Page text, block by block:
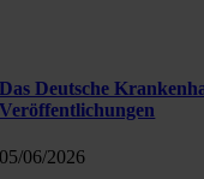
Das Deutsche
Veröffentlichungen
05/06/2026